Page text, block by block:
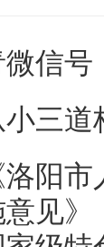
信号
三道
阳市
见》